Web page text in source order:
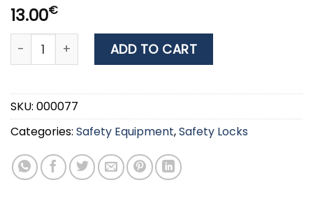
13.00€
MasterLock Set of 2 padlocks 40mm quantity
ADD TO CART
SKU: 000077
Categories: Safety Equipment,Safety Locks